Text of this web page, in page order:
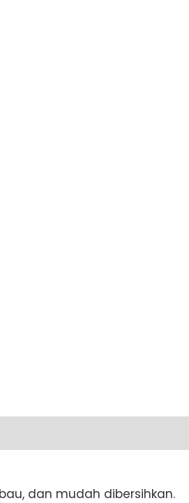
dan mudah dibersihkan.